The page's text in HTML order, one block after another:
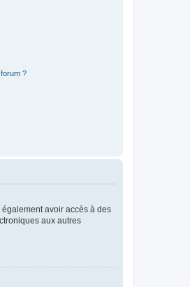
?
avoir accès à des
aux autres